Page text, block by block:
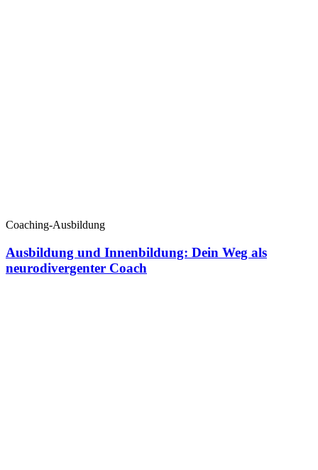
Coaching-Ausbildung
Ausbildung und Innenbildung: Dein Weg als
neurodivergenter Coach